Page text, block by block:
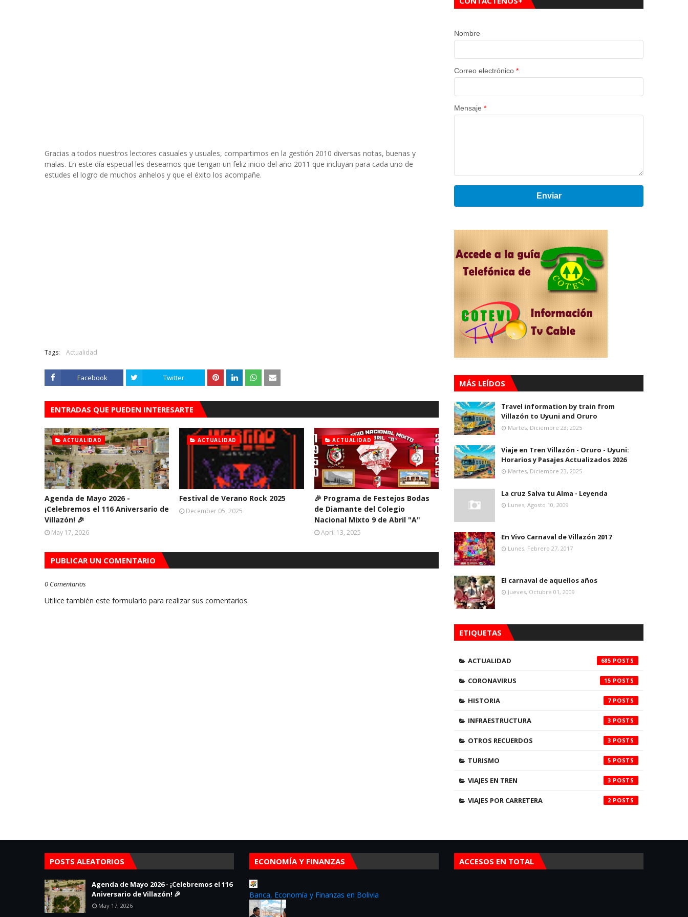
Gracias a todos nuestros lectores casuales y usuales, compartimos en la gestión 2010 diversas notas, buenas y
malas. En este día especial les deseamos que tengan un feliz inicio del año 2011 que incluyan para cada uno de
estudes el logro de muchos anhelos y que el éxito los acompañe.
Tags: Actualidad
Facebook Twitter
ENTRADAS QUE PUEDEN INTERESARTE
ACTUALIDAD
Agenda de Mayo 2026 -
¡Celebremos el 116 Aniversario de
Villazón! 🎉
May 17, 2026
ACTUALIDAD
Festival de Verano Rock 2025
December 05, 2025
ACTUALIDAD
🎉 Programa de Festejos Bodas
de Diamante del Colegio
Nacional Mixto 9 de Abril "A"
April 13, 2025
PUBLICAR UN COMENTARIO
0 Comentarios
Utilice también este formulario para realizar sus comentarios.
Nombre
Correo electrónico *
Mensaje *
Enviar
MÁS LEÍDOS
Travel information by train from
Villazón to Uyuni and Oruro
Martes, Diciembre 23, 2025
Viaje en Tren Villazón - Oruro - Uyuni:
Horarios y Pasajes Actualizados 2026
Martes, Diciembre 23, 2025
La cruz Salva tu Alma - Leyenda
Lunes, Agosto 10, 2009
En Vivo Carnaval de Villazón 2017
Lunes, Febrero 27, 2017
El carnaval de aquellos años
Jueves, Octubre 01, 2009
ETIQUETAS
ACTUALIDAD 685
CORONAVIRUS 15
HISTORIA 7
INFRAESTRUCTURA 3
OTROS RECUERDOS 3
TURISMO 5
VIAJES EN TREN 3
VIAJES POR CARRETERA 2
POSTS ALEATORIOS
Agenda de Mayo 2026 - ¡Celebremos el 116
Aniversario de Villazón! 🎉
May 17, 2026
ECONOMÍA Y FINANZAS
Banca, Economía y Finanzas en Bolivia
ACCESOS EN TOTAL